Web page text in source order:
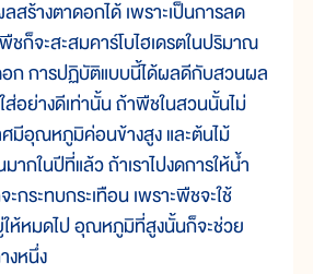
สร้างตาดอกได้ เพราะเป็นการลด
ชก็จะสะสมคาร์โบไฮเดรตในปริมาณ
ก การปฏิบัติแบบนี้ได้ผลดีกับสวนผล
ส่อย่างดีเท่านั้น ถ้าพืชในสวนนั้นไม่
มีอุณหภูมิค่อนข้างสูง และต้นไม้
กในปีที่แล้ว ถ้าเราไปงดการให้น้ำ
กระทบกระเทือน เพราะพืชจะใช้
ให้หมดไป อุณหภูมิที่สูงนั้นก็จะช่วย
งหนึ่ง